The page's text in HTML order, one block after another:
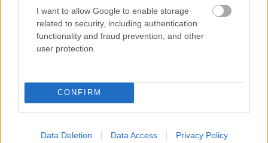
I want to allow Google to enable storage
related to security, including authentication
functionality and fraud prevention, and other
user protection.
CONFIRM
Data Deletion Data Access Privacy Policy
Το σίγουρο είναι πως η ζωή εδώ κυλά με άλλους
ρυθμούς.